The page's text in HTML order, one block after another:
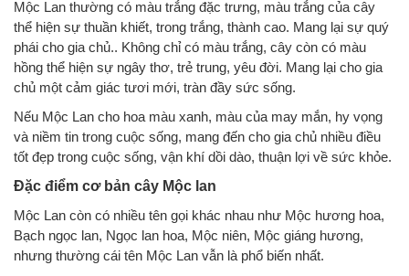
Mộc Lan thường có màu trắng đặc trưng, màu trắng của cây
thể hiện sự thuần khiết, trong trắng, thành cao. Mang lại sự quý
phái cho gia chủ.. Không chỉ có màu trắng, cây còn có màu
hồng thể hiện sự ngây thơ, trẻ trung, yêu đời. Mang lại cho gia
chủ một cảm giác tươi mới, tràn đầy sức sống.
Nếu Mộc Lan cho hoa màu xanh, màu của may mắn, hy vọng
và niềm tin trong cuộc sống, mang đến cho gia chủ nhiều điều
tốt đẹp trong cuộc sống, vận khí dồi dào, thuận lợi về sức khỏe.
Đặc điểm cơ bản cây Mộc lan
Mộc Lan còn có nhiều tên gọi khác nhau như Mộc hương hoa,
Bạch ngọc lan, Ngọc lan hoa, Mộc niên, Mộc giáng hương,
nhưng thường cái tên Mộc Lan vẫn là phổ biến nhất.